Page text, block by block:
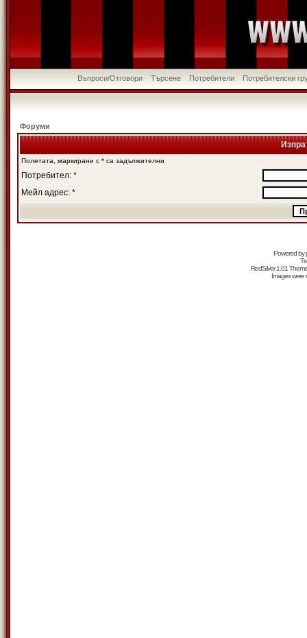
Въпроси/Отговори Търсене Потребители Потребителски
Форуми
Полетата, маркирани с * са задължителни
Потребител: *
Мейл адрес: *
Powered by
RedSilver 1.01
Images were